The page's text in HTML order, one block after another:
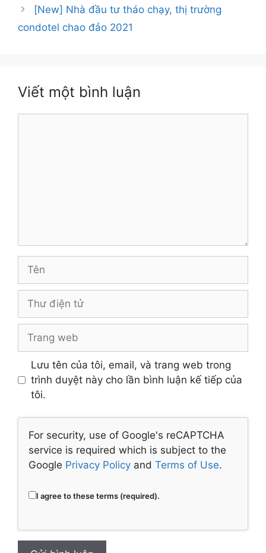
viết
[New] Nhà đầu tư tháo chạy, thị trường
condotel chao đảo 2021
Viết một bình luận
điện
tử
web
Lưu tên của tôi, email, và trang web trong
trình duyệt này cho lần bình luận kế tiếp của
tôi.
For security, use of Google's reCAPTCHA
service is required which is subject to the
Google Privacy Policy and Terms of Use.
I agree to these terms (required).